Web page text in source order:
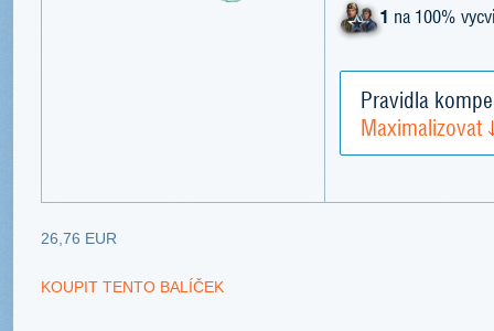
1 na 100%
Pravidla
Maximalizovat
26,76 EUR
KOUPIT TENTO BALÍČEK